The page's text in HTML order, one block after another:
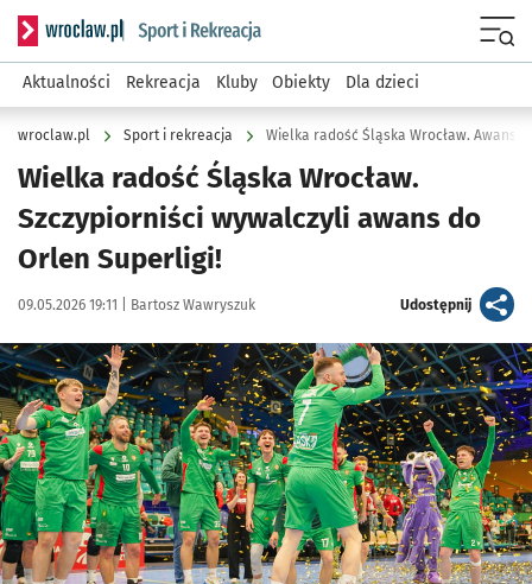
Serwis informacyjny wroclaw.pl podserwis: Sport i rekreacja
Aktualności Rekreacja Kluby Obiekty Dla dzieci
wroclaw.pl Sport i rekreacja Wielka radość Śląska Wrocław. Awans
Wielka radość Śląska Wrocław.
Szczypiorniści wywalczyli awans do
Orlen Superligi!
Data publikacji:
09.05.2026 19:11 | Autor:
Bartosz Wawryszuk Udostępnijartykuł
Kliknij, aby zobaczyć galerię